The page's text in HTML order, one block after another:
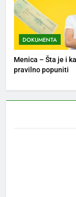
DOKUMENTA
Menica – Šta je i
pravilno popuniti